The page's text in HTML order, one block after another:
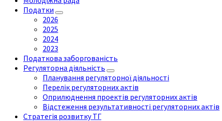
Податки
2026
2025
2024
2023
Податкова заборгованість
Регуляторна діяльність
Планування регуляторної діяльності
Перелік регуляторних актів
Оприлюднення проектів регуляторних актів
Відстеження результативності регуляторних актів
Стратегія розвитку ТГ